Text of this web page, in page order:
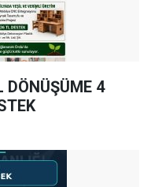
DÖNÜŞÜME 4